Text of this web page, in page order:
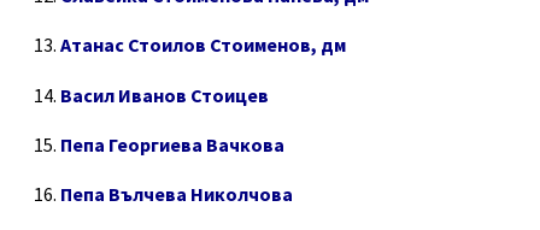
Атанас Стоилов Стоименов, дм
Васил Иванов Стоицев
Пепа Георгиева Вачкова
Пепа Вълчева Николчова